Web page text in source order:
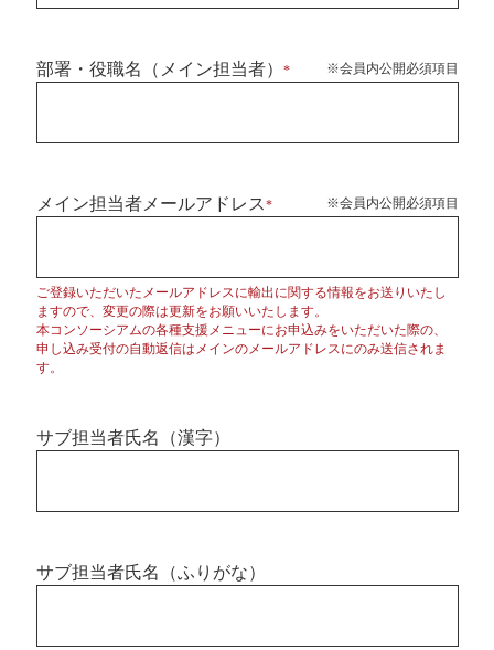
部署・役職名（メイン担当者） * ※会員内公開必須項目
メイン担当者メールアドレス* ※会員内公開必須項目
ご登録いただいたメールアドレスに輸出に関する情報をお送りいたし
ますので、変更の際は更新をお願いいたします。
本コンソーシアムの各種支援メニューにお申込みをいただいた際の、
申し込み受付の自動返信はメインのメールアドレスにのみ送信されま
す。
サブ担当者氏名（漢字）
サブ担当者氏名（ふりがな）